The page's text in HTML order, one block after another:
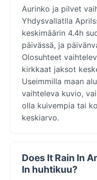
Aurinko ja pilvet
Yhdysvallatlla
keskimäärin 4.4h
päivässä, ja
Olosuhteet
kirkkaat jaksot
Useimmilla maan
vaihteleva kuvio,
olla kuivempia tai
keskiarvo.
Does It Rain In
In huhtikuu?